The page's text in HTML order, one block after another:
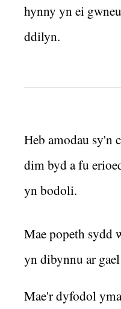
hynny yn ei
ddilyn.
Heb amodau sy'n
dim byd a fu
yn bodoli.
Mae popeth sydd
yn dibynnu ar
Mae'r dyfodol